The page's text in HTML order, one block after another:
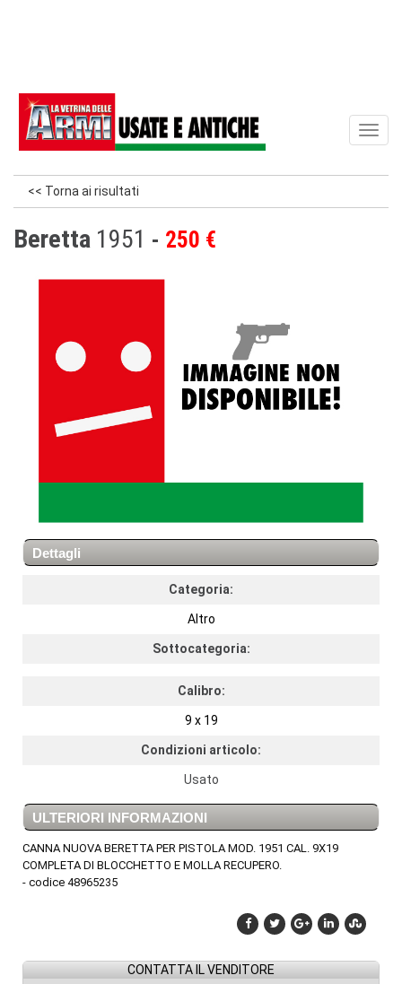
<< Torna ai risultati
Beretta 1951 250 €
Dettagli
Categoria:
Altro
Sottocategoria:
Calibro:
9 x 19
Condizioni articolo:
Usato
ULTERIORI INFORMAZIONI
CANNA NUOVA BERETTA PER PISTOLA MOD. 1951 CAL. 9X19
COMPLETA DI BLOCCHETTO E MOLLA RECUPERO.
- codice 48965235
CONTATTA IL VENDITORE